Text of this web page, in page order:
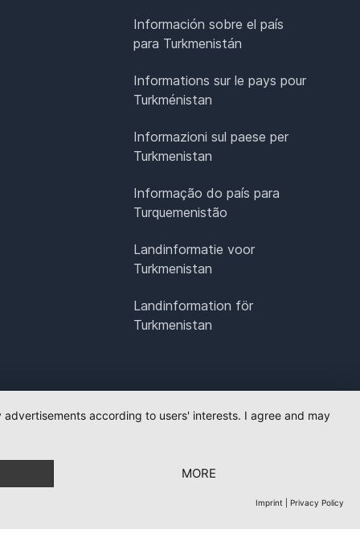
Información sobre el país
para Turkmenistán
Informations sur le pays pour
Turkménistan
Informazioni sul paese per
Turkmenistan
Informação do país para
Turquemenistão
Landinformatie voor
Turkmenistan
Landinformation för
Turkmenistan
according to users' interests. I agree and may
MORE
Imprint Privacy Policy